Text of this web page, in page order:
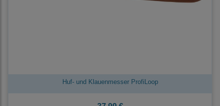
Huf- und Klauenmesser ProfiLoop